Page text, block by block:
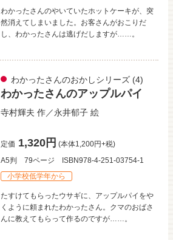
わかったさんのやいていたホットケーキが、突
然消えてしまいました。お客さんがおこりだ
し、わかったさんは逃げだしますが……。
わかったさんのおかしシリーズ(4)
わかったさんのアップルパイ
寺村輝夫 作／永井郁子 絵
定価 1,320円 (本体1,200円+税)
A5判
79ページ
ISBN978-4-251-03754-1
小学校低学年から
たすけてもらったウサギに、アップルパイをや
くように頼まれたわかったさん。クマのおばさ
んに教えてもらって作るのですが……。